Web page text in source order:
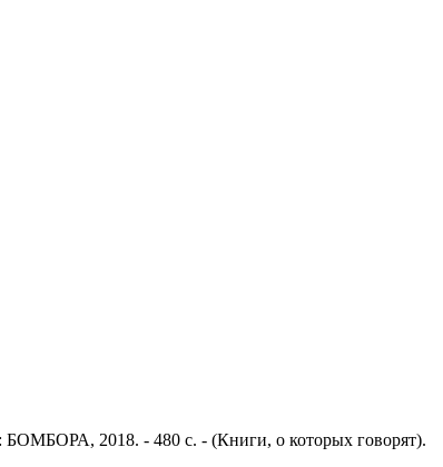
БОМБОРА, 2018. - 480 с. - (Книги, о которых говорят).